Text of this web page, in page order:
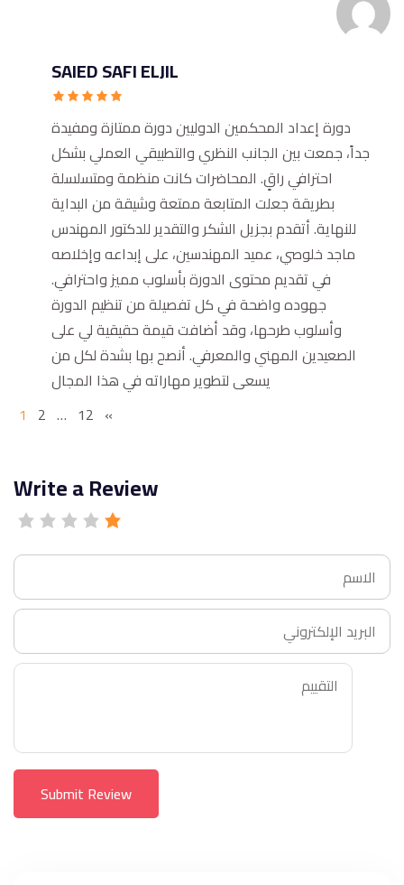
SAIED SAFI ELJIL
دورة إعداد المحكمين الدوليين دورة ممتازة ومفيدة
جداً، جمعت بين الجانب النظري والتطبيقي العملي بشكل
احترافي راقٍ. المحاضرات كانت منظمة ومتسلسلة
بطريقة جعلت المتابعة ممتعة وشيقة من البداية
للنهاية. أتقدم بجزيل الشكر والتقدير للدكتور المهندس
ماجد خلوصي، عميد المهندسين، على إبداعه وإخلاصه
في تقديم محتوى الدورة بأسلوب مميز واحترافي.
جهوده واضحة في كل تفصيلة من تنظيم الدورة
وأسلوب طرحها، وقد أضافت قيمة حقيقية لي على
الصعيدين المهني والمعرفي. أنصح بها بشدة لكل من
يسعى لتطوير مهاراته في هذا المجال
1 2 … 12 »
Write a Review
Submit Review